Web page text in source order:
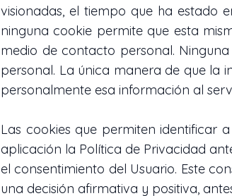
visionadas, el tiempo que ha estado
ninguna cookie permite que esta
medio de contacto personal.
personal. La única manera de que la
personalmente esa información al
Las cookies que permiten identificar
aplicación la Política de Privacidad
el consentimiento del Usuario. Este
una decisión afirmativa y positiva,